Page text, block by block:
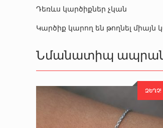
Դեռևս կարծիքներ չկան
Կարծիք կարող են թողնել
Նմանատիպ
ԶԵՂՉ!